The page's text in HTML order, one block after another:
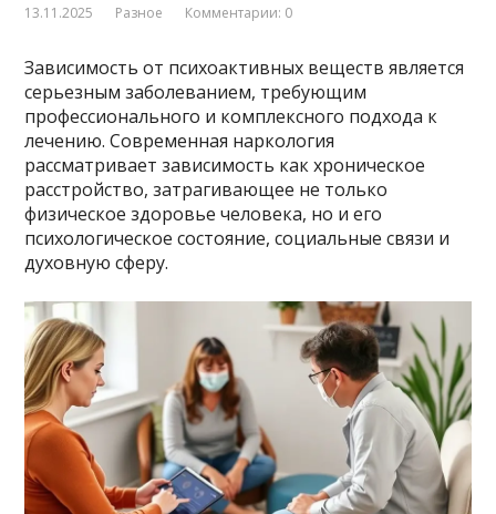
13.11.2025 Разное Комментарии: 0
Зависимость от психоактивных веществ является
серьезным заболеванием, требующим
профессионального и комплексного подхода к
лечению. Современная наркология
рассматривает зависимость как хроническое
расстройство, затрагивающее не только
физическое здоровье человека, но и его
психологическое состояние, социальные связи и
духовную сферу.